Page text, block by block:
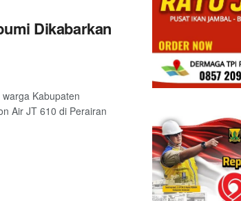
Dikabarkan
Kabupaten
Air JT 610 di Perairan